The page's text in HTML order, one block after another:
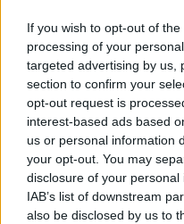
If you wish to opt-out of
processing of your
targeted advertising by us,
section to confirm your
opt-out request is
interest-based ads based
us or personal information
your opt-out. You may
disclosure of your
IAB’s list of downstream
also be disclosed by us to
τριών
Οι γονείς των
ειδοποιήθηκαν
μεταβούν στη